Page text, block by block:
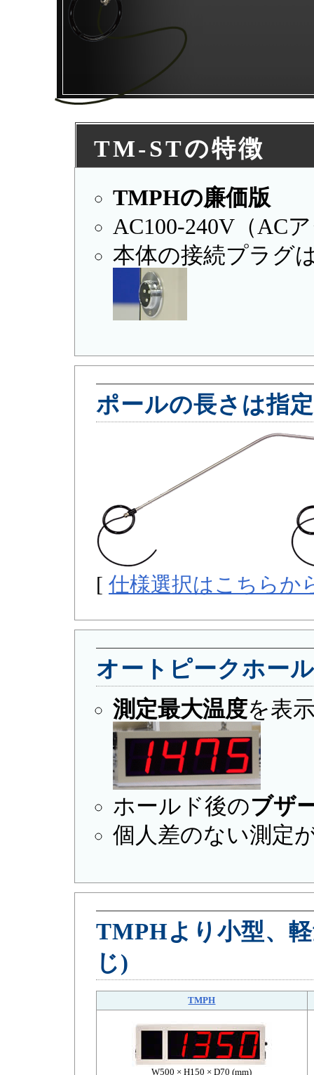
TM-STの特徴
TMPHの廉価版
AC100-240V（AC
本体の接続プラグ
ポールの長さは指
[ 仕様選択はこちらか
オートピークホー
測定最大温度を表
ホールド後のブザ
個人差のない測定
TMPHより小型、
じ)
TMPH
W500 × H150 × D70 (mm)